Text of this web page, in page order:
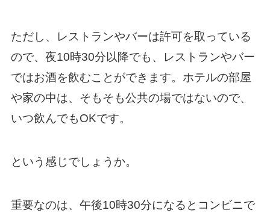
ただし、レストランやバーは許可を取っている
ので、夜10時30分以降でも、レストランやバー
ではお酒を飲むことができます。ホテルの部屋
や家の中は、そもそも公共の場ではないので、
いつ飲んでもOKです。
という感じでしょうか。
重要なのは、午後10時30分になるとコンビニで